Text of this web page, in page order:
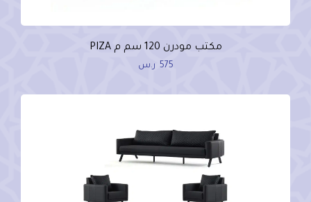
مكتب مودرن 120 سم م PIZA
575 ر.س